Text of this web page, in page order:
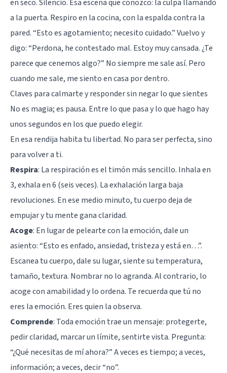
en seco. Silencio. Esa escena que conozco: la culpa llamando
a la puerta. Respiro en la cocina, con la espalda contra la
pared. “Esto es agotamiento; necesito cuidado.” Vuelvo y
digo: “Perdona, he contestado mal. Estoy muy cansada. ¿Te
parece que cenemos algo?” No siempre me sale así. Pero
cuando me sale, me siento en casa por dentro.
Claves para calmarte y responder sin negar lo que sientes
No es magia; es pausa. Entre lo que pasa y lo que hago hay
unos segundos en los que puedo elegir.
En esa rendija habita tu libertad. No para ser perfecta, sino
para volver a ti.
Respira: La respiración es el timón más sencillo. Inhala en
3, exhala en 6 (seis veces). La exhalación larga baja
revoluciones. En ese medio minuto, tu cuerpo deja de
empujar y tu mente gana claridad.
Acoge: En lugar de pelearte con la emoción, dale un
asiento: “Esto es enfado, ansiedad, tristeza y está en…”.
Escanea tu cuerpo, dale su lugar, siente su temperatura,
tamaño, textura. Nombrar no lo agranda. Al contrario, lo
acoge con amabilidad y lo ordena. Te recuerda que tú no
eres la emoción. Eres quien la observa.
Comprende: Toda emoción trae un mensaje: protegerte,
pedir claridad, marcar un límite, sentirte vista. Pregunta:
“¿Qué necesitas de mí ahora?” A veces es tiempo; a veces,
información; a veces, decir “no”.